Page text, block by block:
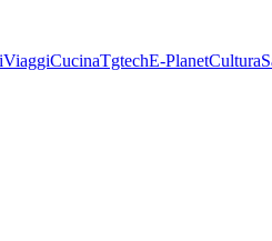
ViaggiCucinaTgtechE-PlanetCultura